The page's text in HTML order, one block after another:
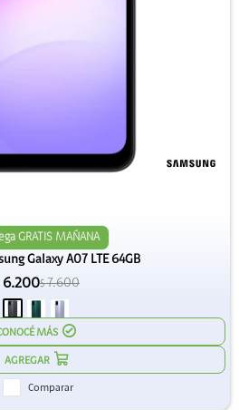
GRATIS MAÑANA
Galaxy A07 LTE 64GB
6.200$7.600
MÁS
Comparar